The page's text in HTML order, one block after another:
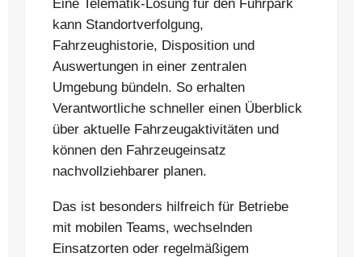
Eine Telematik-Lösung für den Fuhrpark
kann Standortverfolgung,
Fahrzeughistorie, Disposition und
Auswertungen in einer zentralen
Umgebung bündeln. So erhalten
Verantwortliche schneller einen Überblick
über aktuelle Fahrzeugaktivitäten und
können den Fahrzeugeinsatz
nachvollziehbarer planen.
Das ist besonders hilfreich für Betriebe
mit mobilen Teams, wechselnden
Einsatzorten oder regelmäßigem